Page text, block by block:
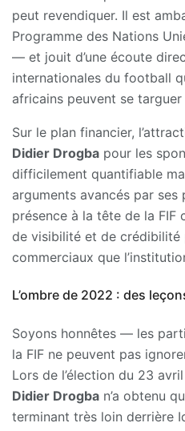
peut revendiquer. Il est
Programme des Nations
— et jouit d’une écoute
internationales du football
africains peuvent se targuer
Sur le plan financier,
Didier Drogba pour les
difficilement quantifiable
arguments avancés par ses
présence à la tête de la
de visibilité et de crédibilité
commerciaux que
L’ombre de 2022 : des
Soyons honnêtes — les
la FIF ne peuvent pas
Lors de l’élection du 23
Didier Drogba n’a obtenu
terminant très loin derrière